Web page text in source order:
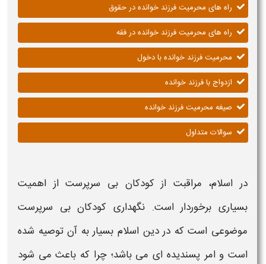
راه های محرمیت فرزند خوانده در حقوق
راه های محرمیت فرزند خوانده در فقه
محرمیت فرزند خوانده با دخول
ازدواج با فرزند خوانده
صیغه محرمیت فرزند خوانده
سوالات متداول
در اسلام، مراقبت از کودکان بی‌ سرپرست از اهمیت
بسیاری برخوردار است. نگهداری کودکان بی سرپرست
موضوعی است که در دین اسلام بسیار به آن توصیه شده
است و امر پسندیده ای می باشد؛ چرا که باعث می شود